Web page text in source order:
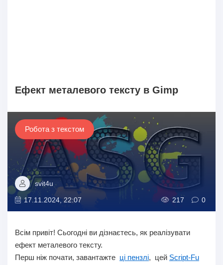
Ефект металевого тексту в Gimp
Робота з текстом
svit4u
17.11.2024, 22:07 217 0
Всім привіт! Сьогодні ви дізнаєтесь, як реалізувати
ефект металевого тексту.
Перш ніж почати, завантажте ці пензлі, цей Script-Fu